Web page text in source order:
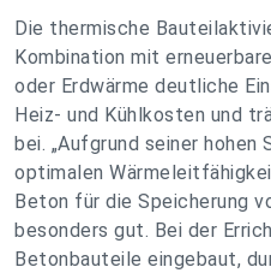
Die thermische
Kombination mit
oder Erdwärme deutliche
Heiz- und Kühlkosten und
bei. „Aufgrund seiner hohen
optimalen
Beton für die Speicherung
besonders gut. Bei der
Betonbauteile eingebaut,